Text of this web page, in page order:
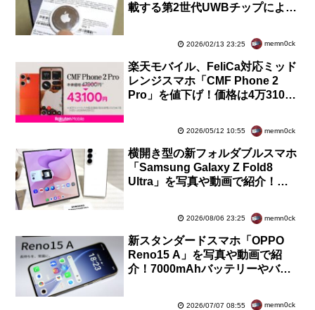
載する第2世代UWBチップによる
2026/02/13 23:25 memn0ck
楽天モバイル、FeliCa対応ミッド
レンジスマホ「CMF Phone 2
Pro」を値下げ！価格は4万3100
2026/05/12 10:55 memn0ck
横開き型の新フォルダブルスマホ
「Samsung Galaxy Z Fold8
Ultra」を写真や動画で紹介！折
2026/08/06 23:25 memn0ck
新スタンダードスマホ「OPPO
Reno15 A」を写真や動画で紹
介！7000mAhバッテリーやバイ
2026/07/07 08:55 memn0ck